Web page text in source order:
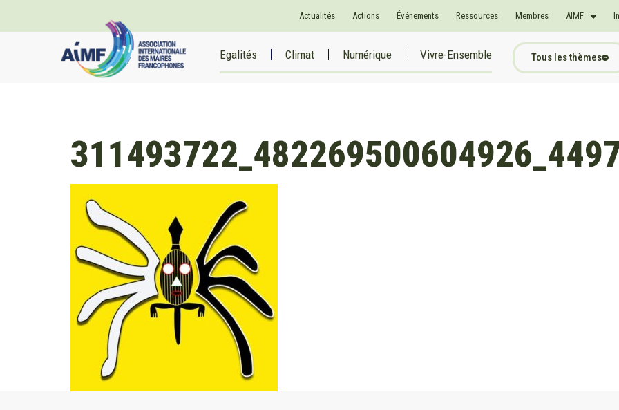
Actualités Actions Événements Ressources Membres AIMF
Egalités Climat Numérique Vivre-Ensemble Tous les thèmes